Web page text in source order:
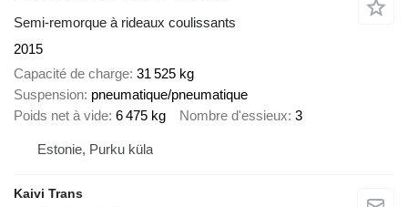
Semi-remorque à rideaux coulissants
2015
Capacité de charge 31 525 kg
Suspension pneumatique/pneumatique
Poids net à vide 6 475 kg Nombre d'essieux 3
Estonie, Purku küla
Kaivi Trans